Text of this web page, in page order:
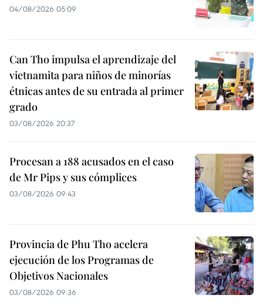
04/08/2026 05:09
Can Tho impulsa el aprendizaje del
vietnamita para niños de minorías
étnicas antes de su entrada al primer
grado
03/08/2026 20:37
Procesan a 188 acusados en el caso
de Mr Pips y sus cómplices
03/08/2026 09:43
Provincia de Phu Tho acelera
ejecución de los Programas de
Objetivos Nacionales
03/08/2026 09:36